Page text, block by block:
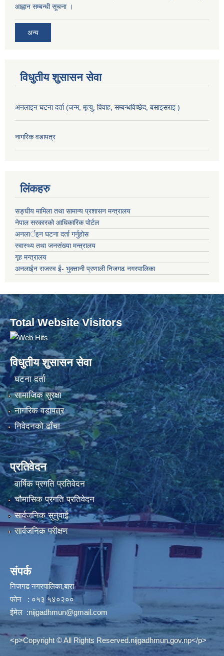
आह्वान सम्बन्धी सूचना ।
अन्य
विधुतीय शुसासन सेवा
अनलाइन घटना दर्ता (जन्म, मृत्यु, विवाह, सम्बन्धविच्छेद, बसाइसराइ )
नागरिक वडापत्र
लिंकहरु
सङ्‍घीय मामिला तथा सामान्य प्रशासन मन्त्रालय
नेपाल सरकारको आधिकारिक पोर्टल
अनलार्इन घटना दर्ता गर्नुहोस
स्वास्थ्य तथा जनसंख्या मन्त्रालय
गृह मन्त्रालय
अनलाईन राजस्व ई- भुक्तानी प्रणाली निजगढ नगरपालिका
Total Website Visitors
विधुतीय शुसासन सेवा
घटना दर्ता
सामाजिक सुरक्षा
नागरिक वडापत्र
निवेदनको ढाँचा
प्रतिवेदन
वार्षिक प्रगति प्रतिवेदन
चौमासिक प्रगति प्रतिवेदन
सार्वजनिक सुनुवाई
सार्वजनिक परीक्षण
संपर्क
निजगढ नगरपालिका,बारा
फोन : ०५३ ५४०२००
ईमेल :nijgadhmun@gmail.com
<p>Copyright © All Rights Reserved.nijgadhmun.gov.np</p>